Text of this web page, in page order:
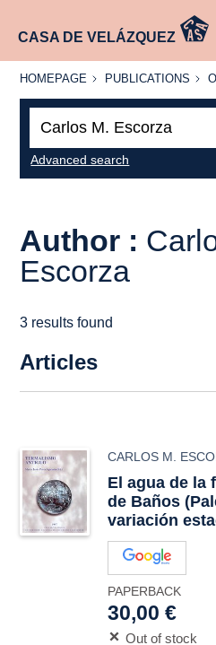
CASA DE VELÁZQUEZ
HOMEPAGE
HOMEPAGE PUBLICATIONS
PUBLICATIONS
Advanced search
Author :
Escorza
3 results found
Articles
CARLOS M.
El agua de la
de Baños
variación
PAPERBACK
30,00 €
Out of stock